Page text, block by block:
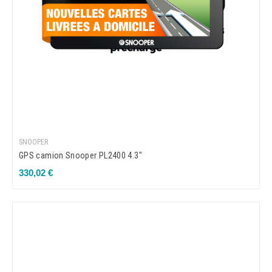
Prix
330,02 €
SNOOPER
GPS camion Snooper PL2400 4.3"